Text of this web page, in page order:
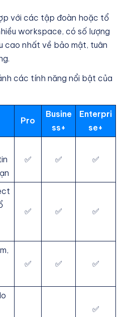
với các tập đoàn hoặc tổ
workspace, có số lượng
cao nhất về bảo mật, tuân
các tính năng nổi bật của
Pro
Busine
ss+
Enterpri
se+
✅ ✅ ✅
✅ ✅ ✅
✅ ✅ ✅
✅